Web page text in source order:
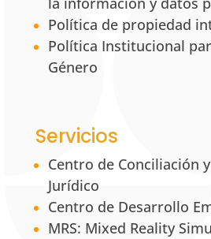
Política de propiedad
Política Institucional
Género
Servicios
Centro de Conciliación
Jurídico
Centro de Desarrollo
MRS: Mixed Reality